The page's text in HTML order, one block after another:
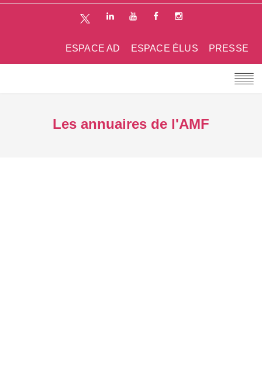
PRESSE
ESPACE ÉLUS
ESPACE AD
Les annuaires de l'AMF